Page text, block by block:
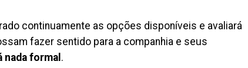
continuamente as opções disponíveis e avaliará
fazer sentido para a companhia e seus
nada formal .